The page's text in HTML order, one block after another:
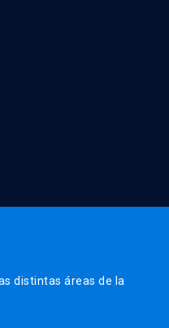
distintas áreas de la